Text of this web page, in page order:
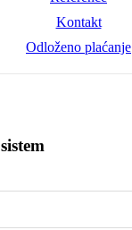
Kontakt
Odloženo plaćanje